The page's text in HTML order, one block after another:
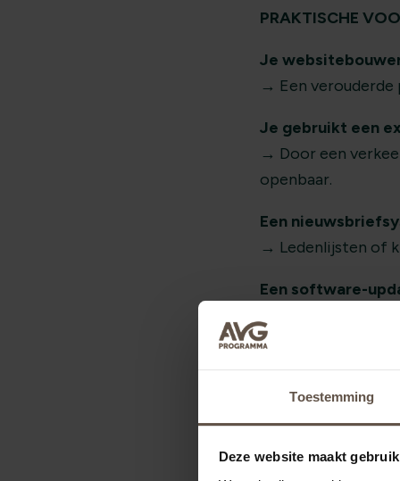
Toestemming
Deze website maakt
PRAKTISCHE
Je
→ Een verouderde
Je gebruikt een
→ Door een
openbaar.
Een
→ Ledenlijsten of
Een software-
Dit zijn géén
reputatieschade